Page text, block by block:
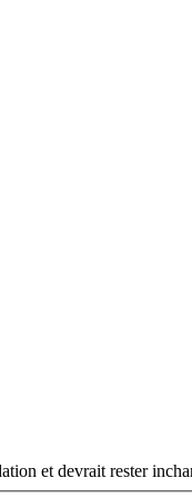
et devrait rester